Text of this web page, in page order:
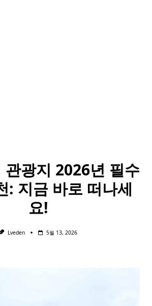
관광지 2026년 필수
: 지금 바로 떠나세
요!
Lveden 5월 13, 2026